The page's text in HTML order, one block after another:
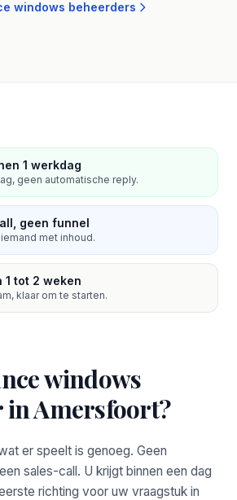
windows beheerders
1 werkdag
geen automatische reply.
geen funnel
met inhoud.
1 tot 2 weken
klaar om te starten.
windows
in Amersfoort?
er speelt is genoeg. Geen
sales-call. U krijgt binnen een dag
richting voor uw vraagstuk in